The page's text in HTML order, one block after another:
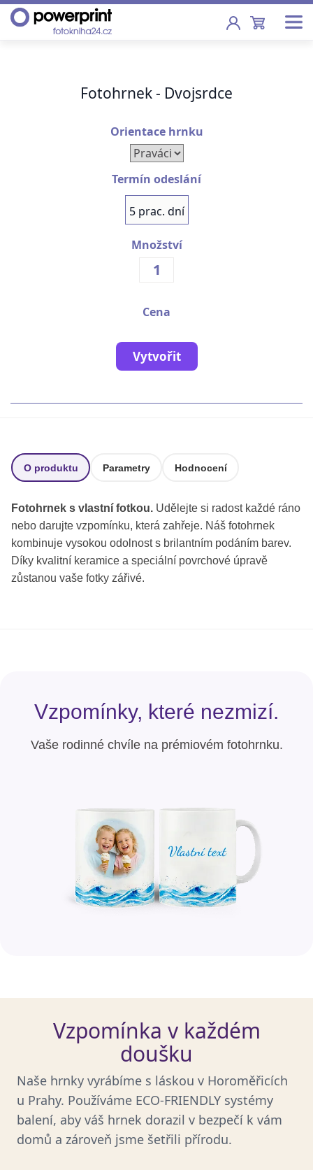
Pevná vazba, sešity, poukazy
Nástěnné, stolní i roční
Tisk fotografií od 2,90 Kč
Fotoknihy a dárky pro školy
Hrnky, magnety, trička…
Fotohrnek - Dvojsrdce
Orientace hrnku
Termín odeslání
5 prac. dní
Množství
Cena
Vytvořit
O produktu Parametry Hodnocení
Fotohrnek s vlastní fotkou. Udělejte si radost každé ráno
nebo darujte vzpomínku, která zahřeje. Náš fotohrnek
kombinuje vysokou odolnost s brilantním podáním barev.
Díky kvalitní keramice a speciální povrchové úpravě
zůstanou vaše fotky zářivé.
Vzpomínky, které nezmizí.
Vaše rodinné chvíle na prémiovém fotohrnku.
Vzpomínka v každém
doušku
Naše hrnky vyrábíme s láskou v Horoměřicích
u Prahy. Používáme ECO-FRIENDLY systémy
balení, aby váš hrnek dorazil v bezpečí k vám
domů a zároveň jsme šetřili přírodu.